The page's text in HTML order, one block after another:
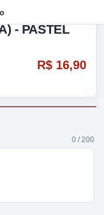
- PASTEL
R$ 16,90
0 / 200